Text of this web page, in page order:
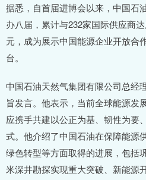
据悉，自首届进博会以来，中国石
办八届，累计与232家国际供应商
元，成为展示中国能源企业开放合
台。
中国石油天然气集团有限公司总经
旨发言。他表示，当前全球能源发
应携手共建以公正为基、韧性为要
式。他介绍了中国石油在保障能源
绿色转型等方面取得的进展，包括
米深井勘探实现重大突破、新能源